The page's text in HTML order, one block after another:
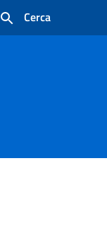
Cerca